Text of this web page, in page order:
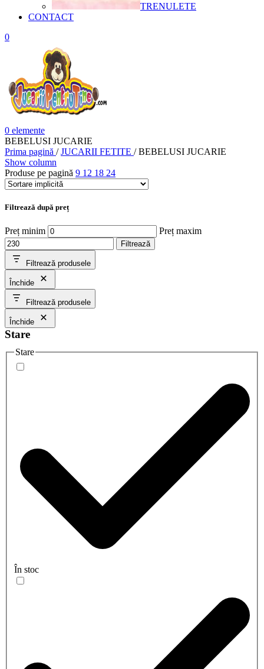
TRENULETE
CONTACT
0
0 elemente
BEBELUSI JUCARIE
Prima pagină / JUCARII FETITE / BEBELUSI JUCARIE
Show column
Produse pe pagină 9 12 18 24
Filtrează după preț
Preț minim Preț maxim
Filtrează
Filtrează produsele
Închide
Filtrează produsele
Închide
Stare
Stare
În stoc